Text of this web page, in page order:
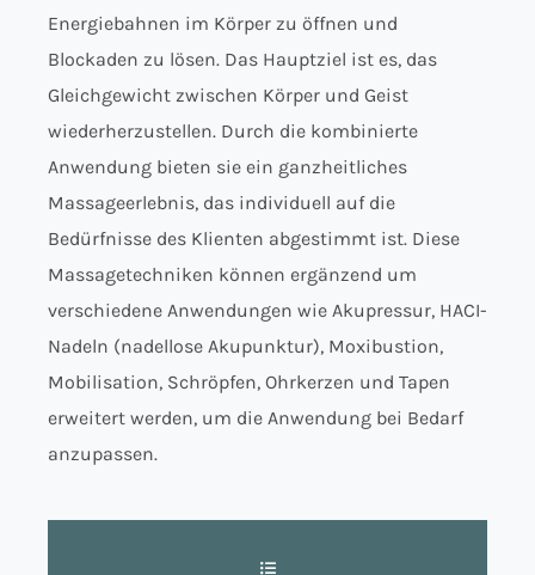
Energiebahnen im Körper zu öffnen und
Blockaden zu lösen. Das Hauptziel ist es, das
Gleichgewicht zwischen Körper und Geist
wiederherzustellen. Durch die kombinierte
Anwendung bieten sie ein ganzheitliches
Massageerlebnis, das individuell auf die
Bedürfnisse des Klienten abgestimmt ist. Diese
Massagetechniken können ergänzend um
verschiedene Anwendungen wie Akupressur, HACI-
Nadeln (nadellose Akupunktur), Moxibustion,
Mobilisation, Schröpfen, Ohrkerzen und Tapen
erweitert werden, um die Anwendung bei Bedarf
anzupassen.